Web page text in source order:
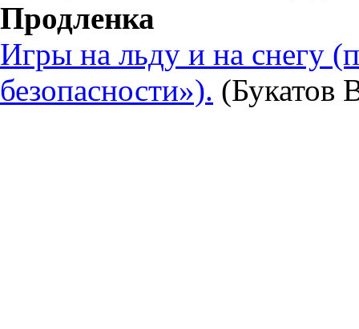
Продленка
Игры на льду и на снегу
безопасности»). (Букатов